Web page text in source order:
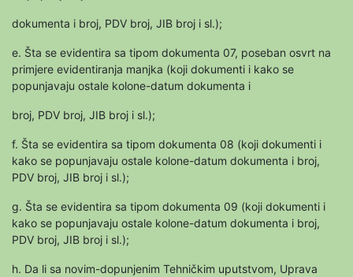
dokumenta i broj, PDV broj, JIB broj i sl.);
e. Šta se evidentira sa tipom dokumenta 07, poseban osvrt na
primjere evidentiranja manjka (koji dokumenti i kako se
popunjavaju ostale kolone-datum dokumenta i
broj, PDV broj, JIB broj i sl.);
f. Šta se evidentira sa tipom dokumenta 08 (koji dokumenti i
kako se popunjavaju ostale kolone-datum dokumenta i broj,
PDV broj, JIB broj i sl.);
g. Šta se evidentira sa tipom dokumenta 09 (koji dokumenti i
kako se popunjavaju ostale kolone-datum dokumenta i broj,
PDV broj, JIB broj i sl.);
h. Da li sa novim-dopunjenim Tehničkim uputstvom, Uprava